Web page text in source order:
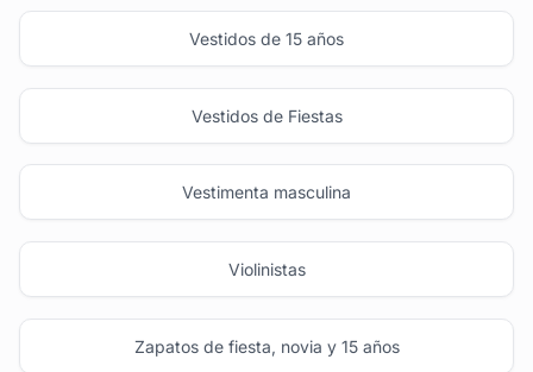
Vestidos de 15 años
Vestidos de Fiestas
Vestimenta masculina
Violinistas
Zapatos de fiesta, novia y 15 años